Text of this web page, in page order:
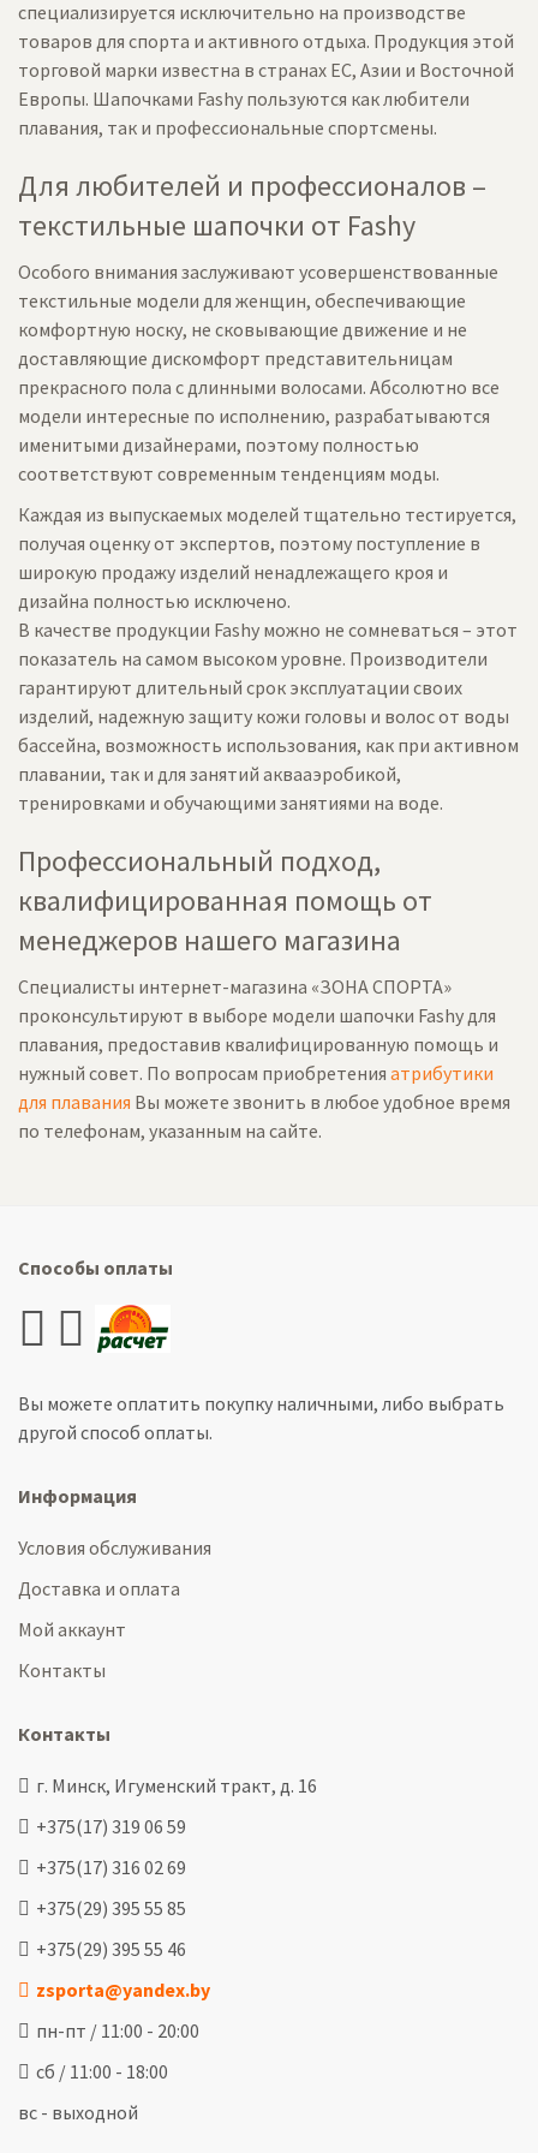
специализируется исключительно на производстве
товаров для спорта и активного отдыха. Продукция этой
торговой марки известна в странах ЕС, Азии и Восточной
Европы. Шапочками Fashy пользуются как любители
плавания, так и профессиональные спортсмены.
Для любителей и профессионалов –
текстильные шапочки от Fashy
Особого внимания заслуживают усовершенствованные
текстильные модели для женщин, обеспечивающие
комфортную носку, не сковывающие движение и не
доставляющие дискомфорт представительницам
прекрасного пола с длинными волосами. Абсолютно все
модели интересные по исполнению, разрабатываются
именитыми дизайнерами, поэтому полностью
соответствуют современным тенденциям моды.
Каждая из выпускаемых моделей тщательно тестируется,
получая оценку от экспертов, поэтому поступление в
широкую продажу изделий ненадлежащего кроя и
дизайна полностью исключено.
В качестве продукции Fashy можно не сомневаться – этот
показатель на самом высоком уровне. Производители
гарантируют длительный срок эксплуатации своих
изделий, надежную защиту кожи головы и волос от воды
бассейна, возможность использования, как при активном
плавании, так и для занятий аквааэробикой,
тренировками и обучающими занятиями на воде.
Профессиональный подход,
квалифицированная помощь от
менеджеров нашего магазина
Специалисты интернет-магазина «ЗОНА СПОРТА»
проконсультируют в выборе модели шапочки Fashy для
плавания, предоставив квалифицированную помощь и
нужный совет. По вопросам приобретения атрибутики
для плавания Вы можете звонить в любое удобное время
по телефонам, указанным на сайте.
Способы оплаты
Вы можете оплатить покупку наличными, либо выбрать
другой способ оплаты.
Информация
Условия обслуживания
Доставка и оплата
Мой аккаунт
Контакты
Контакты
г. Минск, Игуменский тракт, д. 16
+375(17) 319 06 59
+375(17) 316 02 69
+375(29) 395 55 85
+375(29) 395 55 46
zsporta@yandex.by
пн-пт / 11:00 - 20:00
сб / 11:00 - 18:00
вс - выходной